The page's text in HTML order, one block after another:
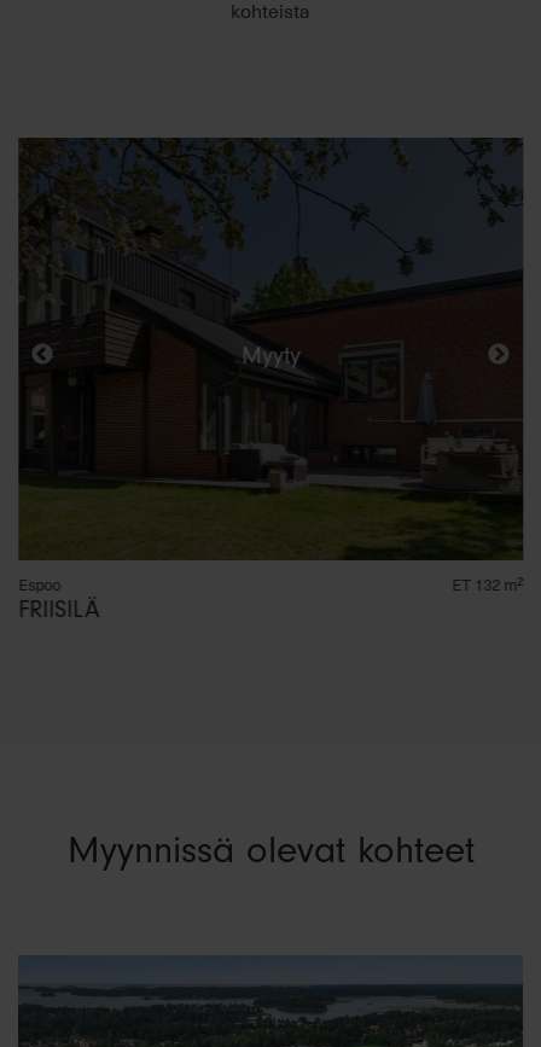
kohteista
Myyty
Espoo
FRIISILÄ
ET 132 m²
Myynnissä olevat kohteet